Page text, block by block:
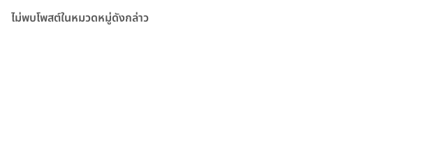
ไม่พบโพสต์ในหมวดหมู่ดังกล่าว